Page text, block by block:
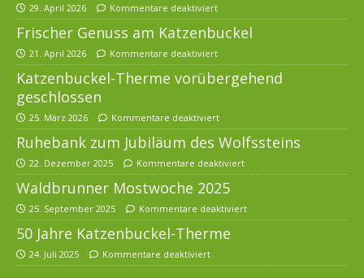
29. April 2026 Kommentare deaktiviert
Frischer Genuss am Katzenbuckel
21. April 2026 Kommentare deaktiviert
Katzenbuckel-Therme vorübergehend
geschlossen
25. März 2026 Kommentare deaktiviert
Ruhebank zum Jubiläum des Wolfssteins
22. Dezember 2025 Kommentare deaktiviert
Waldbrunner Mostwoche 2025
25. September 2025 Kommentare deaktiviert
50 Jahre Katzenbuckel-Therme
24. Juli 2025 Kommentare deaktiviert